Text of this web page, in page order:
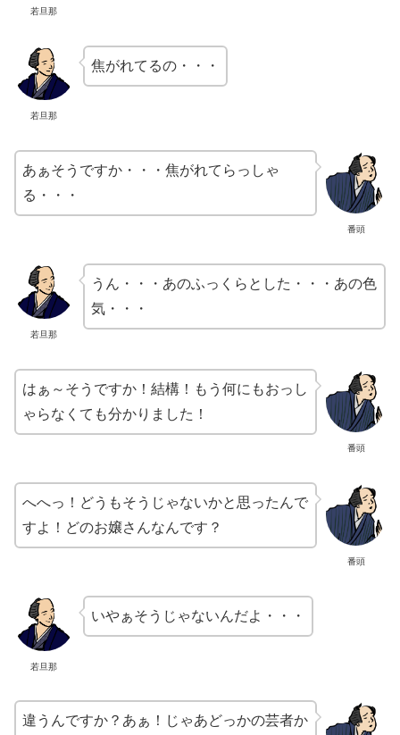
若旦那
若旦那
焦がれてるの・・・
番頭
あぁそうですか・・・焦がれてらっしゃ
る・・・
若旦那
うん・・・あのふっくらとした・・・あの色
気・・・
番頭
はぁ～そうですか！結構！もう何にもおっし
ゃらなくても分かりました！
番頭
へへっ！どうもそうじゃないかと思ったんで
すよ！どのお嬢さんなんです？
若旦那
いやぁそうじゃないんだよ・・・
違うんですか？あぁ！じゃあどっかの芸者か